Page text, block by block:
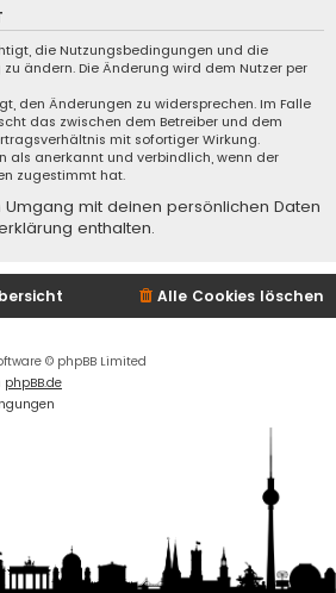
die Nutzungsbedingungen und die
ändern. Die Änderung wird dem Nutzer per
den Änderungen zu widersprechen. Im Falle
das zwischen dem Betreiber und dem
mit sofortiger Wirkung.
als anerkannt und verbindlich, wenn der
zugestimmt hat.
mit deinen persönlichen Daten
enthalten.
Alle Cookies löschen
© phpBB Limited
phpBB.de